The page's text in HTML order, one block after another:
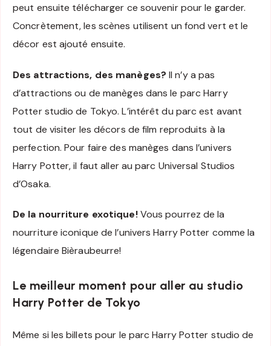
peut ensuite télécharger ce souvenir pour le garder.
Concrètement, les scènes utilisent un fond vert et le
décor est ajouté ensuite.
Des attractions, des manèges? Il n’y a pas
d’attractions ou de manèges dans le parc Harry
Potter studio de Tokyo. L’intérêt du parc est avant
tout de visiter les décors de film reproduits à la
perfection. Pour faire des manèges dans l’univers
Harry Potter, il faut aller au parc Universal Studios
d’Osaka.
De la nourriture exotique!Vous pourrez de la
nourriture iconique de l’univers Harry Potter comme la
légendaire Bièraubeurre!
Le meilleur moment pour aller au studio
Harry Potter de Tokyo
Même si les billets pour le parc Harry Potter studio de